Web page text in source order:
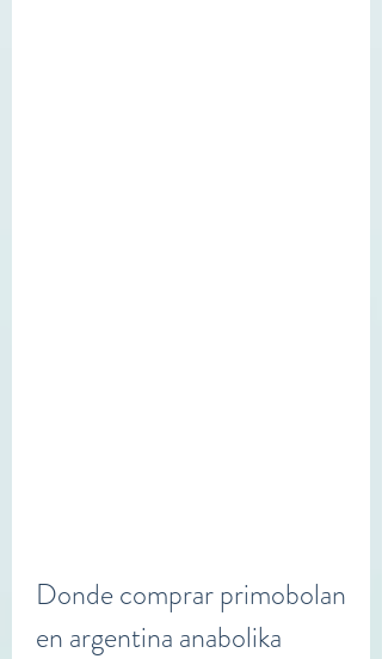
Donde comprar primobolan
en argentina anabolika